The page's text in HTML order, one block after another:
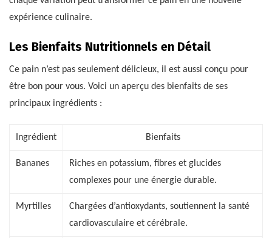
expérience culinaire.
Les Bienfaits Nutritionnels en Détail
Ce pain n’est pas seulement délicieux, il est aussi conçu pour
être bon pour vous. Voici un aperçu des bienfaits de ses
principaux ingrédients :
Ingrédient Bienfaits
Bananes
Riches en potassium, fibres et glucides
complexes pour une énergie durable.
Myrtilles
Chargées d’antioxydants, soutiennent la santé
cardiovasculaire et cérébrale.